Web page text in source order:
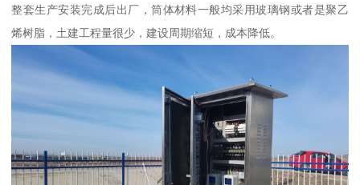
整套生产安装完成后出厂，筒体材料一般均采用玻璃钢或者是聚乙
烯树脂，土建工程量很少，建设周期缩短，成本降低。